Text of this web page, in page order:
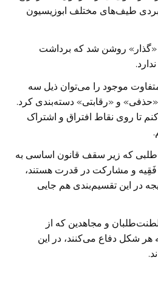
طیف‌های مختلف ابوزیسیون
«گذار» روشن شد که برداشت
موجود را می‌توان ذیل سه
و «رقابتی» دسته‌بندی کرد.
تا روی نقاط افتراق و اشتراک
که زیر سقف قانون اساسی به
فَقِیه و مشارکت در قدرت هستند،
در این تقسیم‌بندی هم جایی
و مجاهدین که از
شکل دفاع می‌کنند، در این